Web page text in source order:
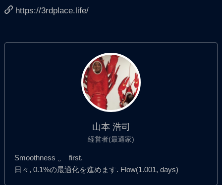
https://3rdplace.life/
山本 浩司
経営者(最適家)
Smoothness ‿ first.
日々, 0.1%の最適化を進めます. Flow(1.001, days)